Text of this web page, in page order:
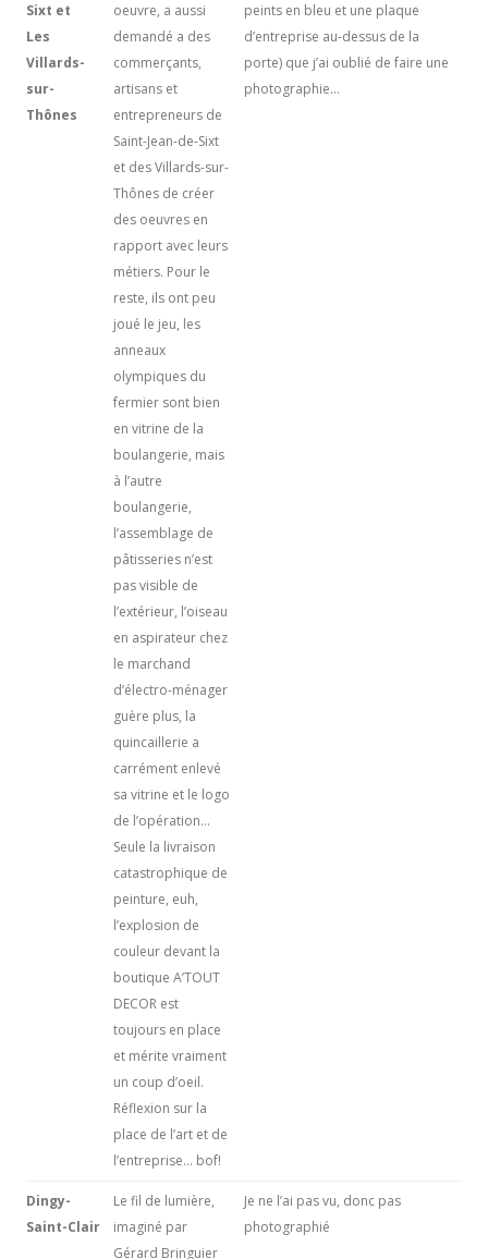
Sixt et
Les
Villards-
sur-
Thônes
oeuvre, a aussi
demandé a des
commerçants,
artisans et
entrepreneurs de
Saint-Jean-de-Sixt
et des Villards-sur-
Thônes de créer
des oeuvres en
rapport avec leurs
métiers. Pour le
reste, ils ont peu
joué le jeu, les
anneaux
olympiques du
fermier sont bien
en vitrine de la
boulangerie, mais
à l’autre
boulangerie,
l’assemblage de
pâtisseries n’est
pas visible de
l’extérieur, l’oiseau
en aspirateur chez
le marchand
d’électro-ménager
guère plus, la
quincaillerie a
carrément enlevé
sa vitrine et le logo
de l’opération…
Seule la livraison
catastrophique de
peinture, euh,
l’explosion de
couleur devant la
boutique A’TOUT
DECOR est
toujours en place
et mérite vraiment
un coup d’oeil.
Réflexion sur la
place de l’art et de
l’entreprise… bof!
peints en bleu et une plaque
d’entreprise au-dessus de la
porte) que j’ai oublié de faire une
photographie…
Dingy-
Saint-Clair
Le fil de lumière,
imaginé par
Gérard Bringuier
Je ne l’ai pas vu, donc pas
photographié